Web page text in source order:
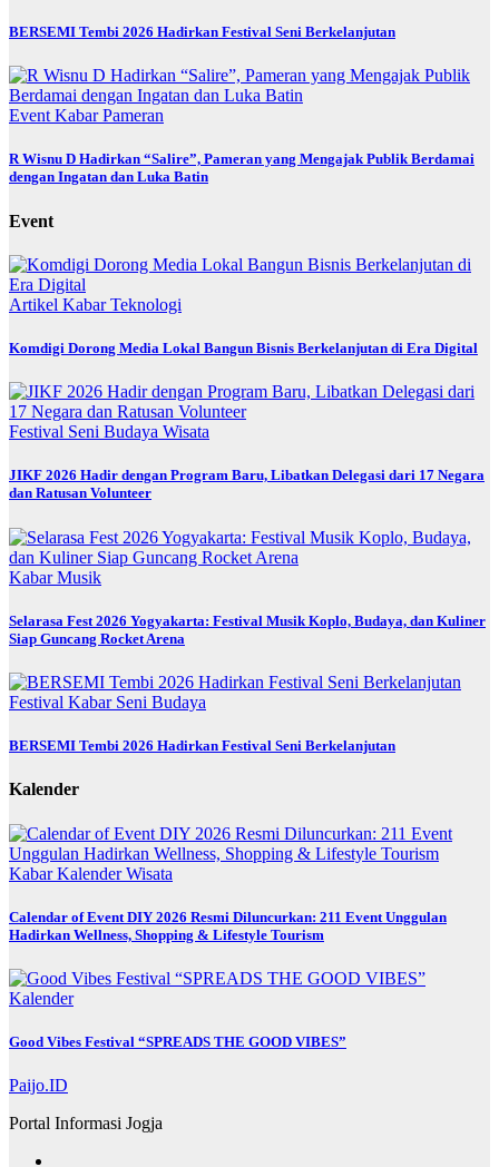
BERSEMI Tembi 2026 Hadirkan Festival Seni Berkelanjutan
Event KabarPameran
R Wisnu D Hadirkan “Salire”, Pameran yang Mengajak Publik Berdamai
dengan Ingatan dan Luka Batin
Event
Artikel KabarTeknologi
Komdigi Dorong Media Lokal Bangun Bisnis Berkelanjutan di Era Digital
Festival Seni Budaya Wisata
JIKF 2026 Hadir dengan Program Baru, Libatkan Delegasi dari 17 Negara
dan Ratusan Volunteer
KabarMusik
Selarasa Fest 2026 Yogyakarta: Festival Musik Koplo, Budaya, dan Kuliner
Siap Guncang Rocket Arena
Festival Kabar Seni Budaya
BERSEMI Tembi 2026 Hadirkan Festival Seni Berkelanjutan
Kalender
KabarKalenderWisata
Calendar of Event DIY 2026 Resmi Diluncurkan: 211 Event Unggulan
Hadirkan Wellness, Shopping & Lifestyle Tourism
Kalender
Good Vibes Festival “SPREADS THE GOOD VIBES”
Paijo.ID
Portal Informasi Jogja